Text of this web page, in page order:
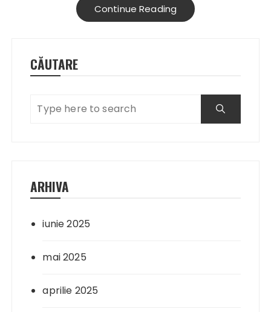
Continue Reading
CĂUTARE
ARHIVA
iunie 2025
mai 2025
aprilie 2025